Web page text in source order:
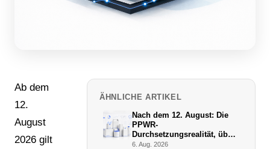
Ab dem
12.
August
2026 gilt
ÄHNLICHE ARTIKEL
Nach dem 12. August: Die
PPWR-
Durchsetzungsrealität, über
die niemand schreibt
6. Aug. 2026